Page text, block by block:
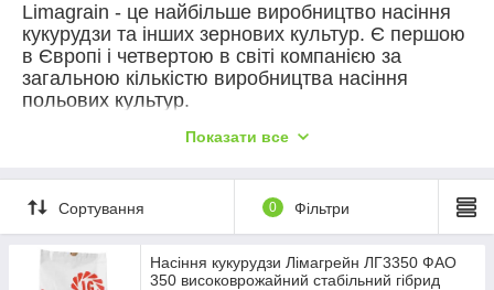
Limagrain - це найбільше виробництво насіння
кукурудзи та інших зернових культур. Є першою
в Європі і четвертою в світі компанією за
загальною кількістю виробництва насіння
польових культур.
В асортименті компанії кращі гібриди насіння
якості і розвиваються на ринку в різних країнах
Європи. Насіння кукурудзи селекції
Лімагрейн - це запорука високої врожайності і
успішного бізнесу для завзятих аграріїв.
Показати все
Сортування 0 Фільтри
Насіння кукурудзи Лімагрейн ЛГ3350 ФАО
350 високоврожайний стабільний гібрид